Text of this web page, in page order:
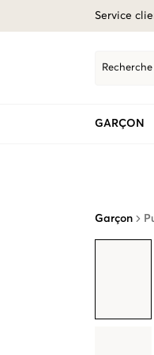
Service
GARÇON
Garçon